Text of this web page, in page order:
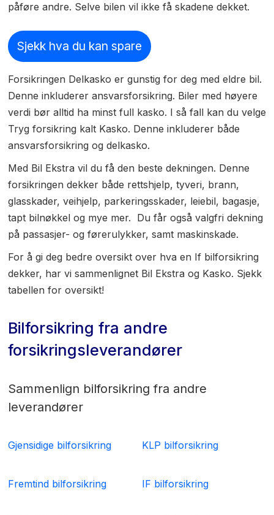
påføre andre. Selve bilen vil ikke få skadene dekket.
Sjekk hva du kan spare
Forsikringen Delkasko er gunstig for deg med eldre bil.
Denne inkluderer ansvarsforsikring. Biler med høyere
verdi bør alltid ha minst full kasko. I så fall kan du velge
Tryg forsikring kalt Kasko. Denne inkluderer både
ansvarsforsikring og delkasko.
Med Bil Ekstra vil du få den beste dekningen. Denne
forsikringen dekker både rettshjelp, tyveri, brann,
glasskader, veihjelp, parkeringsskader, leiebil, bagasje,
tapt bilnøkkel og mye mer. Du får også valgfri dekning
på passasjer- og førerulykker, samt maskinskade.
For å gi deg bedre oversikt over hva en If bilforsikring
dekker, har vi sammenlignet Bil Ekstra og Kasko. Sjekk
tabellen for oversikt!
Bilforsikring fra andre
forsikringsleverandører
Sammenlign bilforsikring fra andre
leverandører
Gjensidige bilforsikring KLP bilforsikring
Fremtind bilforsikring IF bilforsikring